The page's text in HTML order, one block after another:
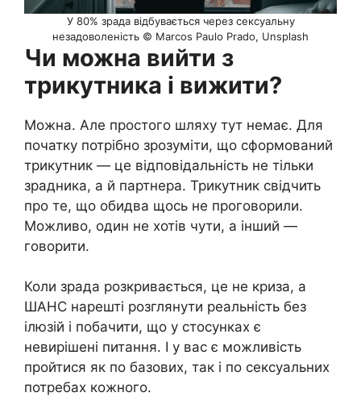
У 80% зрада відбувається через сексуальну
незадоволеність © Marcos Paulo Prado, Unsplash
Чи можна вийти з
трикутника і вижити?
Можна. Але простого шляху тут немає. Для
початку потрібно зрозуміти, що сформований
трикутник — це відповідальність не тільки
зрадника, а й партнера. Трикутник свідчить
про те, що обидва щось не проговорили.
Можливо, один не хотів чути, а інший —
говорити.
Коли зрада розкривається, це не криза, а
ШАНС нарешті розглянути реальність без
ілюзій і побачити, що у стосунках є
невирішені питання. І у вас є можливість
пройтися як по базових, так і по сексуальних
потребах кожного.